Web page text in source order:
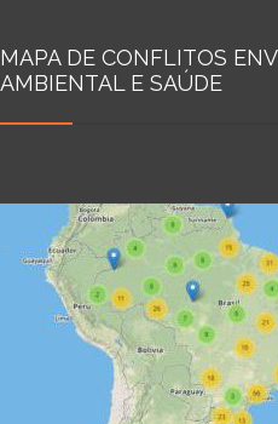
MAPA DE CONFLITOS
AMBIENTAL E SAÚDE